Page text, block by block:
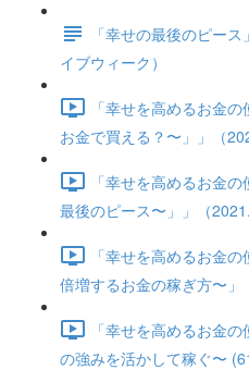
「幸せの最後のピー
イブウィーク）
「幸せを高めるお金
お金で買える？〜」」（
「幸せを高めるお金
最後のピース〜」」（
「幸せを高めるお金
倍増するお金の稼ぎ方〜
「幸せを高めるお金
の強みを活かして稼ぐ〜